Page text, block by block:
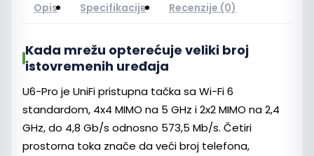
Opis Specifikacije Recenzije (0)
Kada mrežu opterećuje veliki broj
istovremenih uređaja
U6-Pro je UniFi pristupna tačka sa Wi-Fi 6
standardom, 4x4 MIMO na 5 GHz i 2x2 MIMO na 2,4
GHz, do 4,8 Gb/s odnosno 573,5 Mb/s. Četiri
prostorna toka znače da veći broj telefona,